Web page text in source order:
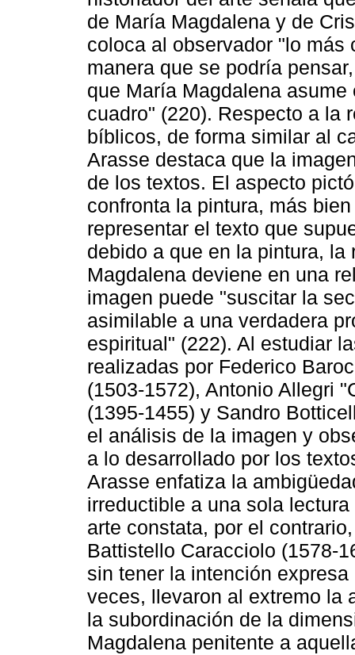
de María Magdalena y de
coloca al observador "lo más
manera que se podría
que María Magdalena
cuadro" (220). Respecto a la
bíblicos, de forma similar al
Arasse destaca que la
de los textos. El aspecto
confronta la pintura, más
representar el texto que
debido a que en la pintura,
Magdalena deviene en una
imagen puede "suscitar la
asimilable a una verdadera
espiritual" (222). Al estudiar
realizadas por Federico
(1503-1572), Antonio Allegri
(1395-1455) y Sandro
el análisis de la imagen y
a lo desarrollado por los
Arasse enfatiza la
irreductible a una sola
arte constata, por el
Battistello Caracciolo (1578-
sin tener la intención
veces, llevaron al extremo la
la subordinación de la
Magdalena penitente a